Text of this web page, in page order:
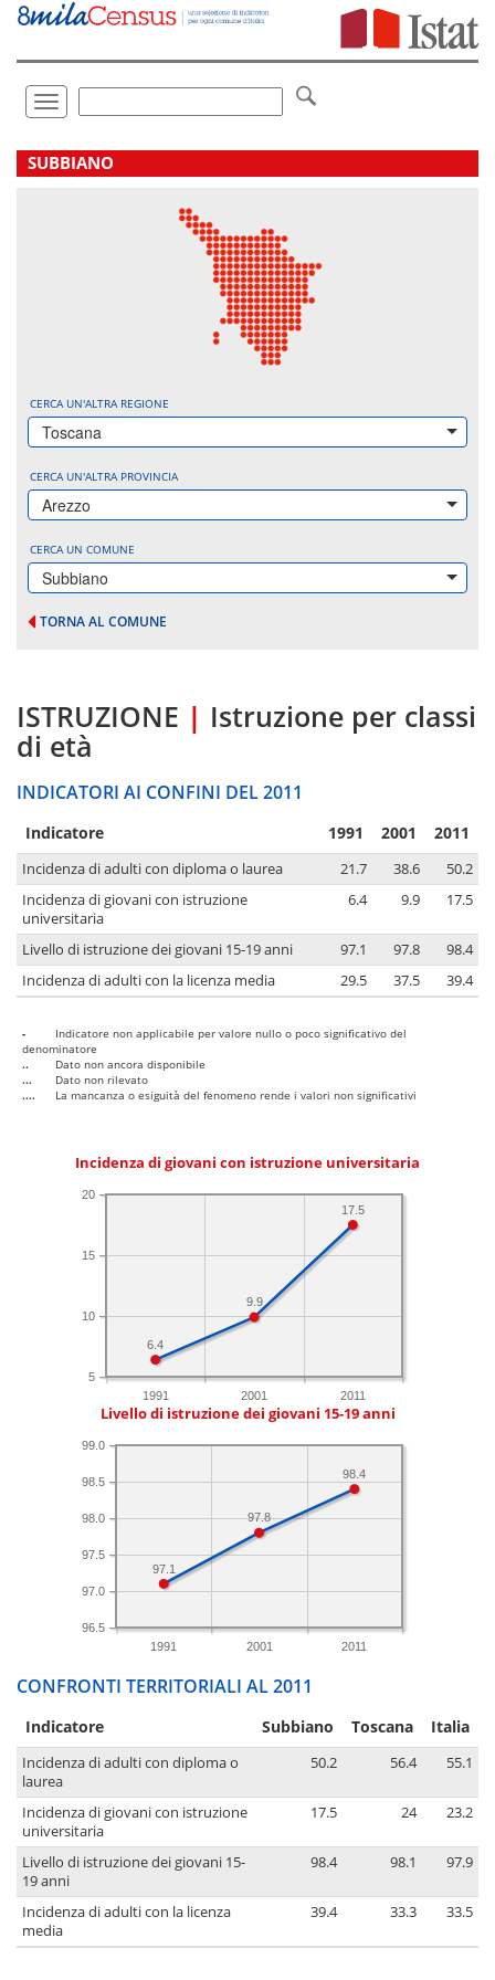
Vai
direttamente
Toggle
navigation
.
SUBBIANO
CERCA UN'ALTRA REGIONE
Toscana
CERCA UN'ALTRA PROVINCIA
Arezzo
CERCA UN COMUNE
Subbiano
TORNA AL COMUNE
ISTRUZIONE | Istruzione per classi
di età
INDICATORI AI CONFINI DEL 2011
Indicatore 1991 2001 2011
Incidenza di adulti con diploma o laurea 21.7 38.6
50.2
Incidenza di giovani con istruzione
universitaria
6.4 9.9 17.5
Livello di istruzione dei giovani 15-19 anni 97.1 97.8
98.4
Incidenza di adulti con la licenza media
29.5 37.5 39.4
-
Indicatore non applicabile per valore nullo o poco significativo del
denominatore
..
Dato non ancora disponibile
...
Dato non rilevato
....
La mancanza o esiguità del fenomeno rende i valori non significativi
Incidenza di giovani con istruzione universitaria
1991 2001 2011
5
10
15
20
17.5
9.9
6.4
Livello di istruzione dei giovani 15-19 anni
1991 2001 2011
96.5
97.0
97.5
98.0
98.5
99.0
98.4
97.8
97.1
CONFRONTI TERRITORIALI AL 2011
Indicatore Subbiano Toscana Italia
Incidenza di adulti con diploma o
laurea
50.2 56.4 55.1
Incidenza di giovani con istruzione
universitaria
17.5 24 23.2
Livello di istruzione dei giovani 15-
19 anni
98.4 98.1 97.9
Incidenza di adulti con la licenza
media
39.4 33.3 33.5